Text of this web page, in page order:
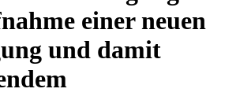
einer neuen
und damit